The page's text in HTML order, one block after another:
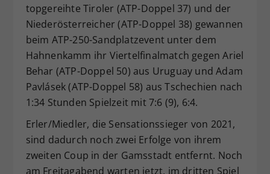
topgereihte Tiroler (ATP-Doppel 37) und der
Niederösterreicher (ATP-Doppel 38) gewannen
beim ATP-250-Sandplatzevent unter dem
Hahnenkamm ihr Viertelfinalmatch gegen Ariel
Behar (ATP-Doppel 50) aus Uruguay und Adam
Pavlásek (ATP-Doppel 58) aus Tschechien nach
1:34 Stunden Spielzeit mit 7:6 (9), 6:4.
Erler/Miedler, die Sensationssieger von 2021,
sind dadurch noch zwei Erfolge von ihrem
zweiten Coup in der Gamsstadt entfernt. Noch
am Freitagabend warten jetzt, im dritten Spiel